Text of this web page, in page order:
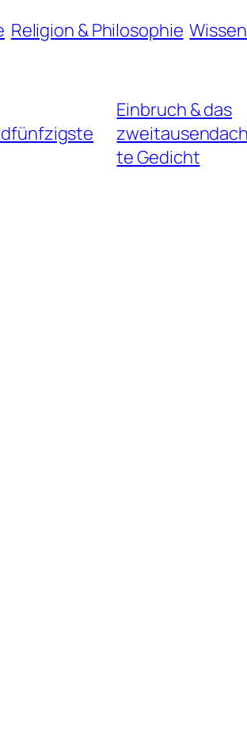
Religion & Philosophie
Einbruch & das
te Gedicht